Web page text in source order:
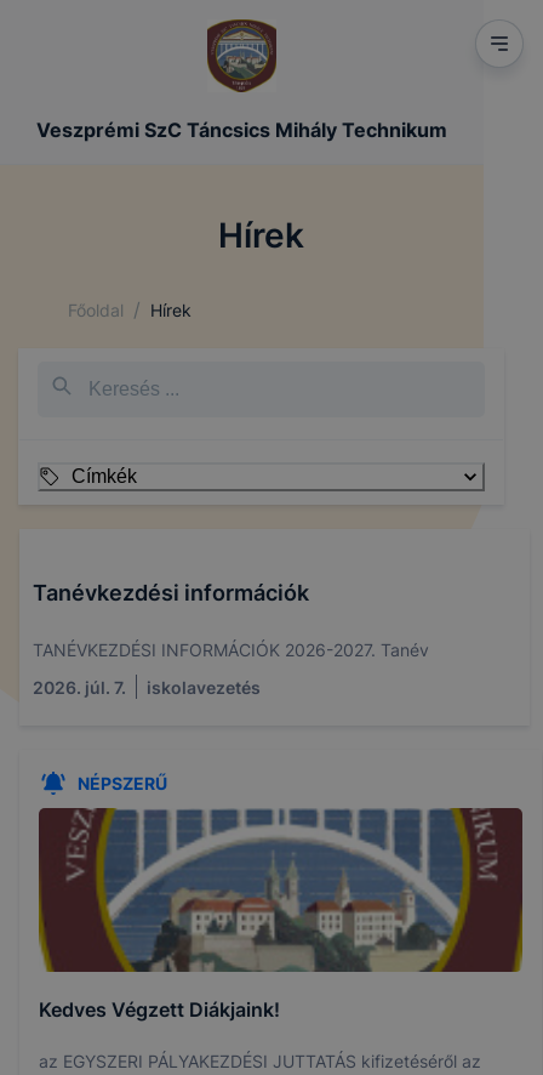
Veszprémi SzC Táncsics Mihály Technikum
Hírek
Főoldal / Hírek
Címkék
Tanévkezdési információk
TANÉVKEZDÉSI INFORMÁCIÓK 2026-2027. Tanév
2026. júl. 7.
iskolavezetés
NÉPSZERŰ
Kedves Végzett Diákjaink!
az EGYSZERI PÁLYAKEZDÉSI JUTTATÁS kifizetéséről az